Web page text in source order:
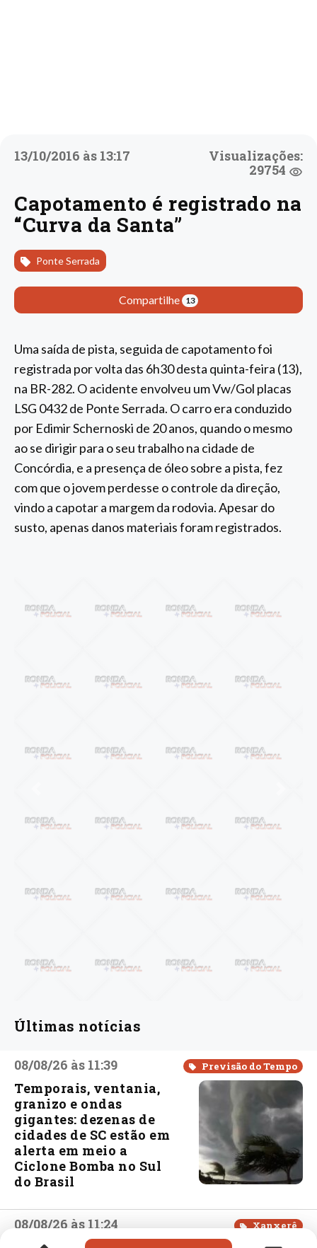
13/10/2016 às 13:17
Visualizações:
29754
Capotamento é registrado na
“Curva da Santa”
Ponte Serrada
Compartilhe 13
Uma saída de pista, seguida de capotamento foi
registrada por volta das 6h30 desta quinta-feira (13),
na BR-282. O acidente envolveu um Vw/Gol placas
LSG 0432 de Ponte Serrada. O carro era conduzido
por Edimir Schernoski de 20 anos, quando o mesmo
ao se dirigir para o seu trabalho na cidade de
Concórdia, e a presença de óleo sobre a pista, fez
com que o jovem perdesse o controle da direção,
vindo a capotar a margem da rodovia. Apesar do
susto, apenas danos materiais foram registrados.
Últimas notícias
08/08/26 às 11:39 Previsão do Tempo
Temporais, ventania,
granizo e ondas
gigantes: dezenas de
cidades de SC estão em
alerta em meio a
Ciclone Bomba no Sul
do Brasil
08/08/26 às 11:24 Xanxerê